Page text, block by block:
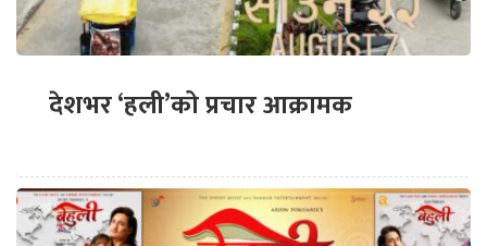
देशभर ‘हली’को प्रचार आक्रामक